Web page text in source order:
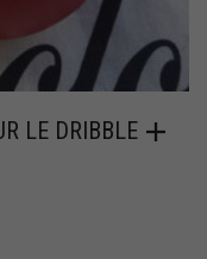
LE DRIBBLE